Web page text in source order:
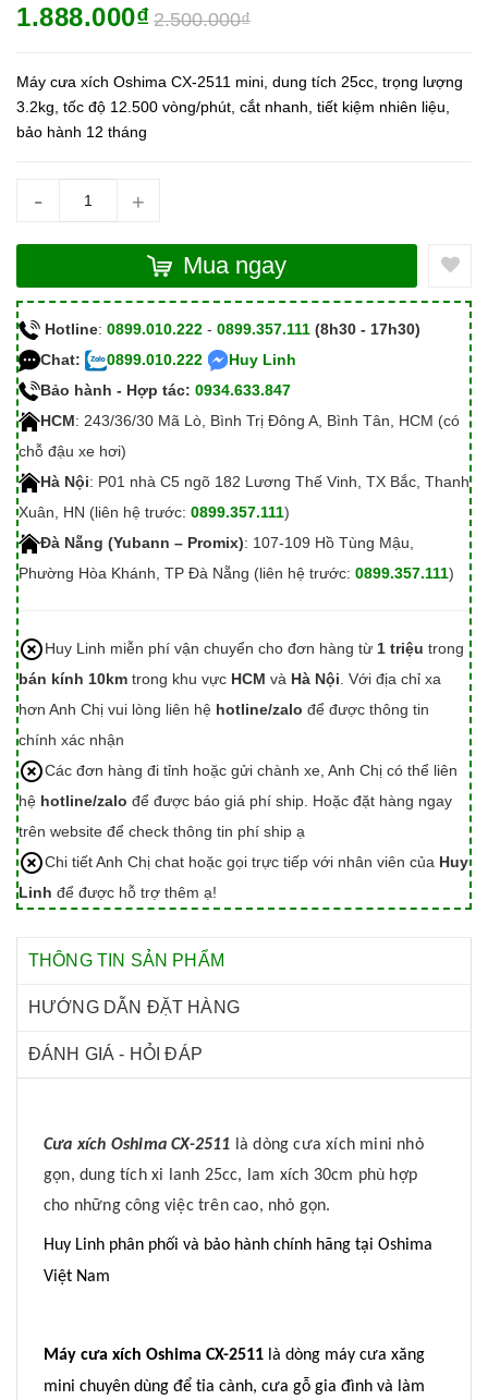
1.888.000₫ 2.500.000₫
Máy cưa xích Oshima CX-2511 mini, dung tích 25cc, trọng lượng
3.2kg, tốc độ 12.500 vòng/phút, cắt nhanh, tiết kiệm nhiên liệu,
bảo hành 12 tháng
- +
Mua ngay
Hotline: 0899.010.222 - 0899.357.111 (8h30 - 17h30)
Chat:
0899.010.222
Huy Linh
Bảo hành - Hợp tác: 0934.633.847
HCM: 243/36/30 Mã Lò, Bình Trị Đông A, Bình Tân, HCM (có
chỗ đậu xe hơi)
Hà Nội: P01 nhà C5 ngõ 182 Lương Thế Vinh, TX Bắc, Thanh
Xuân, HN (liên hệ trước: 0899.357.111)
Đà Nẵng (Yubann – Promix): 107-109 Hồ Tùng Mậu,
Phường Hòa Khánh, TP Đà Nẵng (liên hệ trước: 0899.357.111)
Huy Linh miễn phí vận chuyển cho đơn hàng từ 1 triệu trong
bán kính 10km trong khu vực HCM và Hà Nội . Với địa chỉ xa
hơn Anh Chị vui lòng liên hệ hotline/zalo để được thông tin
chính xác nhận
Các đơn hàng đi tỉnh hoặc gửi chành xe, Anh Chị có thể liên
hệ hotline/zalo để được báo giá phí ship. Hoặc đặt hàng ngay
trên website để check thông tin phí ship ạ
Chi tiết Anh Chị chat hoặc gọi trực tiếp với nhân viên của Huy
Linh để được hỗ trợ thêm ạ!
THÔNG TIN SẢN PHẨM
HƯỚNG DẪN ĐẶT HÀNG
ĐÁNH GIÁ - HỎI ĐÁP
Cưa xích Oshima CX-2511 là dòng cưa xích mini nhỏ
gọn, dung tích xi lanh 25cc, lam xích 30cm phù hợp
cho những công việc trên cao, nhỏ gọn.
Huy Linh phân phối và bảo hành chính hãng tại Oshima
Việt Nam
Máy cưa xích Oshima CX-2511 là dòng máy cưa xăng
mini chuyên dùng để tỉa cành, cưa gỗ gia đình và làm